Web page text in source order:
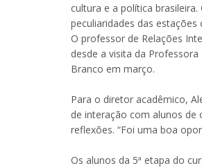
cultura e a política
peculiaridades das estações
O professor de Relações
desde a visita da
Branco em março.
Para o diretor acadêmico,
de interação com alunos de
reflexões. “Foi uma boa
Os alunos da 5ª etapa do